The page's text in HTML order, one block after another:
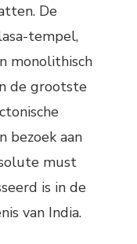
De
tempel,
monolithisch
de grootste
bezoek aan
must
is in de
van India.